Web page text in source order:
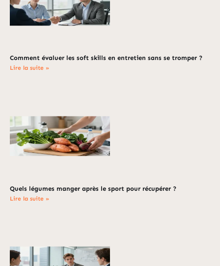
Comment évaluer les soft skills en entretien sans se tromper ?
Lire la suite »
Quels légumes manger après le sport pour récupérer ?
Lire la suite »